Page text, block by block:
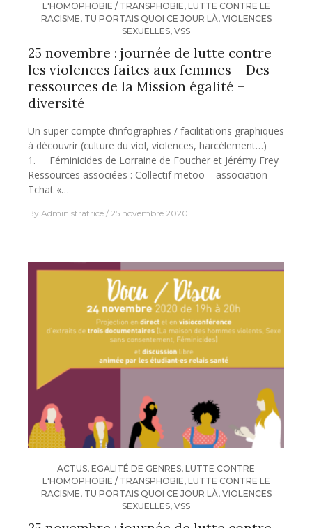
L'HOMOPHOBIE / TRANSPHOBIE, LUTTE CONTRE LE
RACISME, TU PORTAIS QUOI CE JOUR LÀ, VIOLENCES
SEXUELLES, VSS
25 novembre : journée de lutte contre
les violences faites aux femmes – Des
ressources de la Mission égalité –
diversité
Un super compte d’infographies / facilitations graphiques
à découvrir (culture du viol, violences, harcèlement…)
1. Féminicides de Lorraine de Foucher et Jérémy Frey
Ressources associées : Collectif metoo – association
Tchat «…
By Administratrice 25 novembre 2020
ACTUS, EGALITÉ DE GENRES, LUTTE CONTRE
L'HOMOPHOBIE / TRANSPHOBIE, LUTTE CONTRE LE
RACISME, TU PORTAIS QUOI CE JOUR LÀ, VIOLENCES
SEXUELLES, VSS